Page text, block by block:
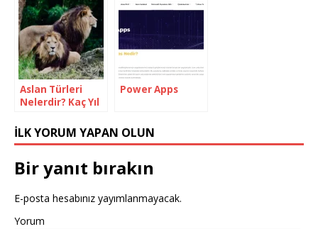
Aslan Türleri
Nelerdir? Kaç Yıl
Power Apps
İLK YORUM YAPAN OLUN
Bir yanıt bırakın
E-posta hesabınız yayımlanmayacak.
Yorum